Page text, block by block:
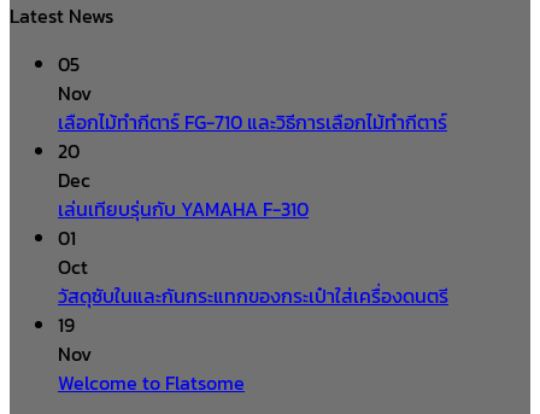
Latest News
05
Nov
เลือกไม้ทำกีตาร์ FG-710 และวิธีการเลือกไม้ทำกีตาร์
20
Dec
เล่นเทียบรุ่นกับ YAMAHA F-310
01
Oct
วัสดุซับในและกันกระแทกของกระเป๋าใส่เครื่องดนตรี
19
Nov
Welcome to Flatsome